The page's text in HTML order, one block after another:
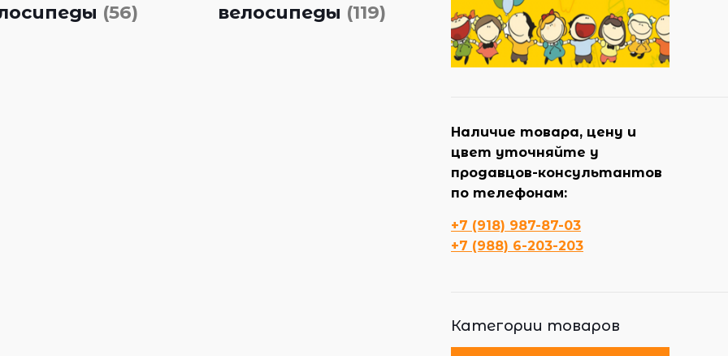
(56)
велосипеды (119)
Наличие товара, цену и
цвет уточняйте у
продавцов-консультантов
по телефонам:
+7 (918) 987-87-03
+7 (988) 6-203-203
Категории товаров